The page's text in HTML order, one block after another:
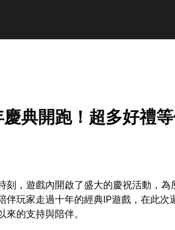
典開跑！超多好禮等
刻，遊戲內開啟了盛大的慶祝活動，
伴玩家走過十年的經典IP遊戲，在此次
的支持與陪伴。